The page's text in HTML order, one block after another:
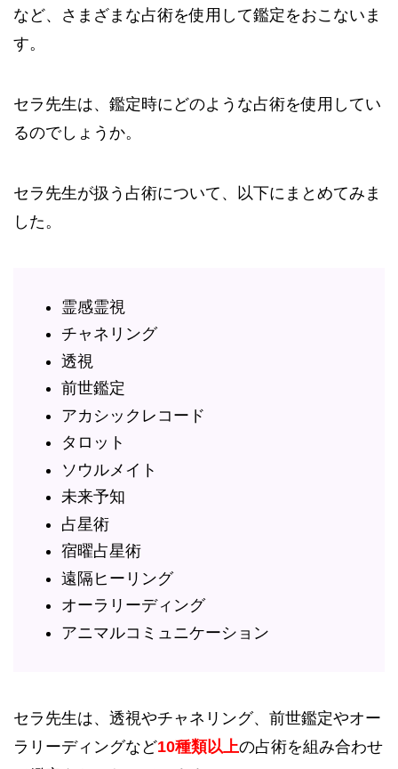
など、さまざまな占術を使用して鑑定をおこないま
す。
セラ先生は、鑑定時にどのような占術を使用してい
るのでしょうか。
セラ先生が扱う占術について、以下にまとめてみま
した。
霊感霊視
チャネリング
透視
前世鑑定
アカシックレコード
タロット
ソウルメイト
未来予知
占星術
宿曜占星術
遠隔ヒーリング
オーラリーディング
アニマルコミュニケーション
セラ先生は、透視やチャネリング、前世鑑定やオー
ラリーディングなど10種類以上の占術を組み合わせ